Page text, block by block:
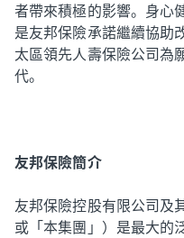
者帶來積極的影響。身心
是友邦保險承諾繼續協助
太區領先人壽保險公司為
代。
友邦保險簡介
友邦保險控股有限公司及
或「本集團」）是最大的